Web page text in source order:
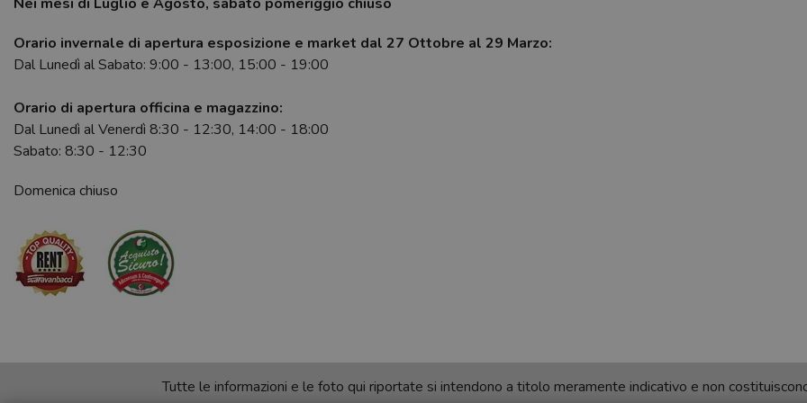
Orario invernale di apertura esposizione e market dal 27 Ottobre al 29 Marzo:
Dal Lunedì al Sabato: 9:00 - 13:00, 15:00 - 19:00
Orario di apertura officina e magazzino:
Dal Lunedì al Venerdì 8:30 - 12:30, 14:00 - 18:00
Sabato: 8:30 - 12:30
Domenica chiuso
Tutte le informazioni e le foto qui riportate si intendono a titolo meramente indicativo e non